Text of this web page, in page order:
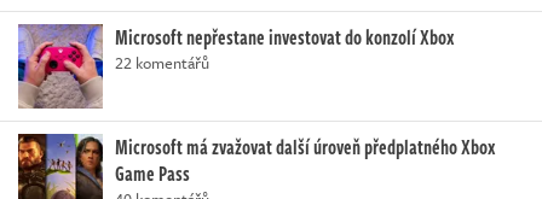
Microsoft nepřestane investovat do konzolí Xbox
22 komentářů
Microsoft má zvažovat další úroveň předplatného Xbox
Game Pass